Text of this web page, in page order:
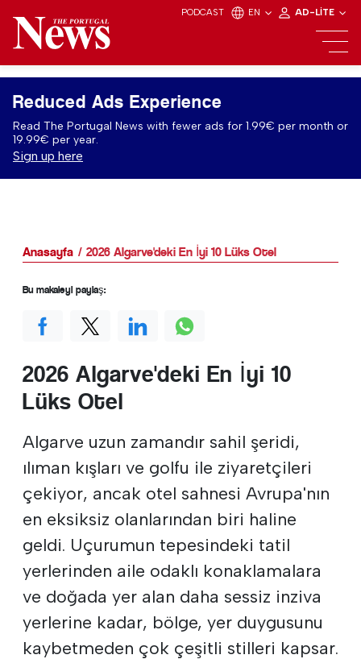
PODCAST EN AD-LITE
Reduced Ads Experience
Read The Portugal News with fewer ads for 1.99€ per month or
19.99€ per year.
Sign up here
Anasayfa 2026 Algarve'deki En İyi 10 Lüks Otel
2026 Algarve'deki En İyi 10
Lüks Otel
Algarve uzun zamandır sahil şeridi,
ılıman kışları ve golfu ile ziyaretçileri
çekiyor, ancak otel sahnesi Avrupa'nın
en eksiksiz olanlarından biri haline
geldi. Uçurumun tepesindeki tatil
yerlerinden aile odaklı konaklamalara
ve doğada yer alan daha sessiz inziva
yerlerine kadar, bölge, yer duygusunu
kaybetmeden çok çeşitli stilleri kapsar.
Bu makaleyi paylaş: